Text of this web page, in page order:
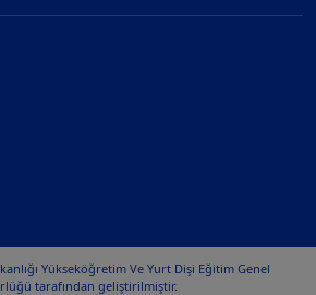
Yükseköğretim Ve Yurt Dişi Eğitim Genel
tarafından geliştirilmiştir.